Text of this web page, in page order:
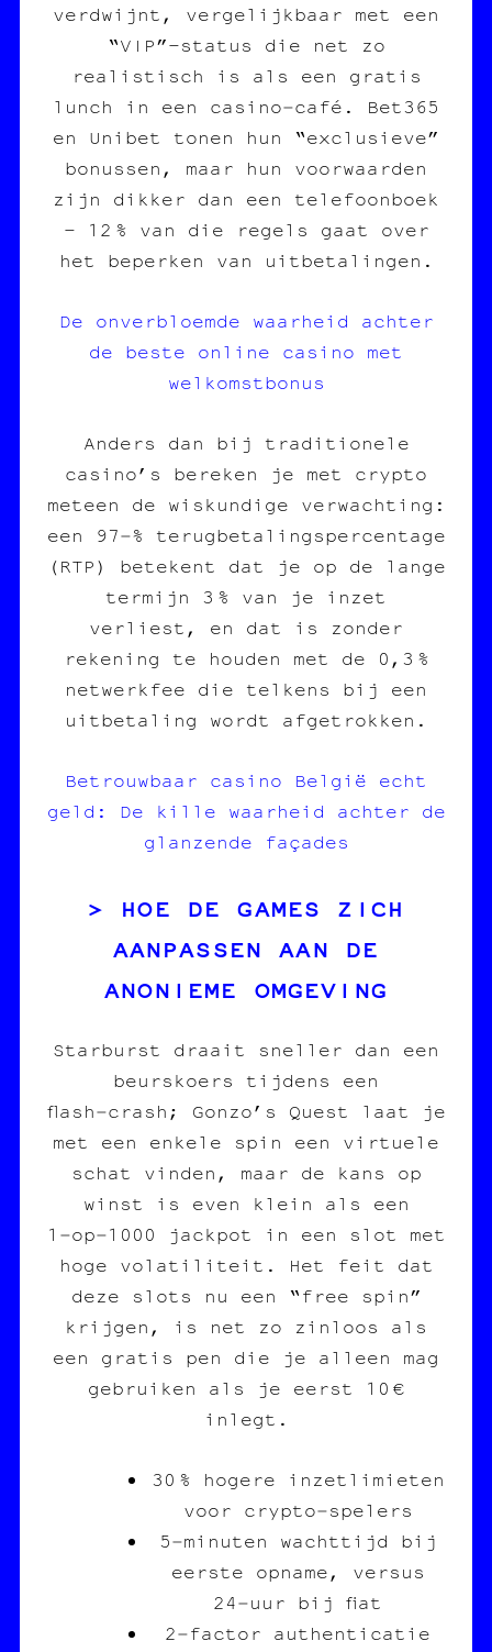
verdwijnt, vergelijkbaar met een
“VIP”-status die net zo
realistisch is als een gratis
lunch in een casino‑café. Bet365
en Unibet tonen hun “exclusieve”
bonussen, maar hun voorwaarden
zijn dikker dan een telefoonboek
– 12 % van die regels gaat over
het beperken van uitbetalingen.
De onverbloemde waarheid achter
de beste online casino met
welkomstbonus
Anders dan bij traditionele
casino’s bereken je met crypto
meteen de wiskundige verwachting:
een 97‑% terugbetalingspercentage
(RTP) betekent dat je op de lange
termijn 3 % van je inzet
verliest, en dat is zonder
rekening te houden met de 0,3 %
netwerkfee die telkens bij een
uitbetaling wordt afgetrokken.
Betrouwbaar casino België echt
geld: De kille waarheid achter de
glanzende façades
HOE DE GAMES ZICH
AANPASSEN AAN DE
ANONIEME OMGEVING
Starburst draait sneller dan een
beurskoers tijdens een
flash‑crash; Gonzo’s Quest laat je
met een enkele spin een virtuele
schat vinden, maar de kans op
winst is even klein als een
1‑op‑1000 jackpot in een slot met
hoge volatiliteit. Het feit dat
deze slots nu een “free spin”
krijgen, is net zo zinloos als
een gratis pen die je alleen mag
gebruiken als je eerst 10 €
inlegt.
30 % hogere inzetlimieten
voor crypto‑spelers
5‑minuten wachttijd bij
eerste opname, versus
24‑uur bij fiat
2‑factor authenticatie